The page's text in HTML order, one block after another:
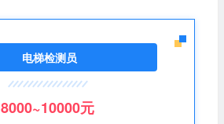
电梯检测员
8000~10000元